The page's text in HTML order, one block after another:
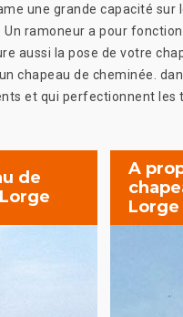
une grande capacité
ramoneur a pour
aussi la pose de votre
chapeau de cheminée.
et qui perfectionnent les
de
A
Lorge